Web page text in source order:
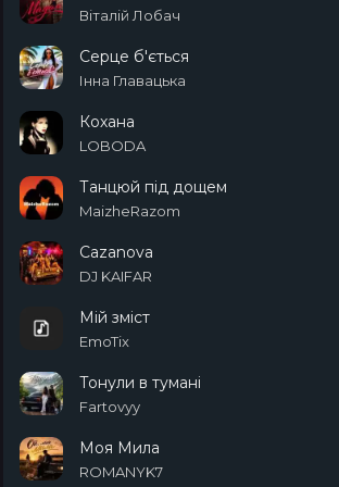
Віталій Лобач
Серце б'ється
Інна Главацька
Кохана
LOBODA
Танцюй під дощем
MaizheRazom
Cazanova
DJ KAIFAR
Мій зміст
EmoTix
Тонули в тумані
Fartovyy
Моя Мила
ROMANYK7